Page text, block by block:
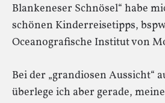
Blankeneser Schnösel“ habe
schönen Kinderreisetipps,
Oceanografische Institut von
Bei der „grandiosen Aussicht“
überlege ich aber gerade,